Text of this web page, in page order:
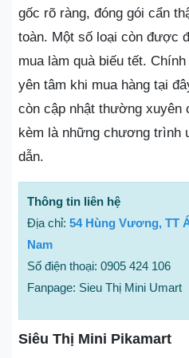
gốc rõ ràng, đóng gói cẩn
toàn. Một số loại còn được
mua làm quà biếu tết.
yên tâm khi mua hàng tại
còn cập nhật thường xuyên
kèm là những chương trình
dẫn.
Thông tin liên hệ
Địa chỉ: 54 Hùng Vương, TT
Nam
Số điện thoại: 0905 424 106
Fanpage: Sieu Thị Mini Umart
Siêu Thị Mini Pikamart